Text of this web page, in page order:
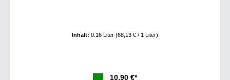
Inhalt: 0.16 Liter (68,13 € / 1 Liter)
10,90 €*